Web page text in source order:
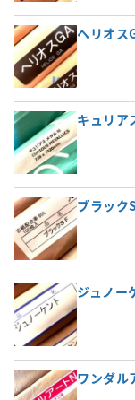
ヘリオス
キュリア
ブラック
ジュノー
ワンダル